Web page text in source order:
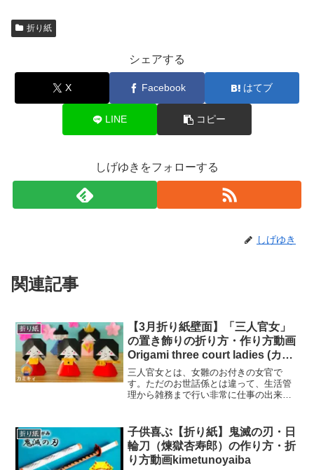
折り紙
シェアする
X Facebook はてブ
LINE コピー
しげゆきをフォローする
しげゆき
関連記事
折り紙
【3月折り紙壁面】「三人官女」
の置き飾りの折り方・作り方動画
Origami three court ladies (カミ
キィ kamikey)
三人官女とは、女雛のお付きの女官で
す。ただのお世話係とは違って、生活管
理から雑務まで行い非常に仕事の出来る
を模したものです。三人官女は女雛が小
さい頃からお世話をしていま...
折り紙
子供喜ぶ【折り紙】鬼滅の刃・日
輪刀（煉獄杏寿郎）の作り方・折
り方動画kimetunoyaiba